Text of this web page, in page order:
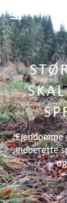
Ejendomme
indberette